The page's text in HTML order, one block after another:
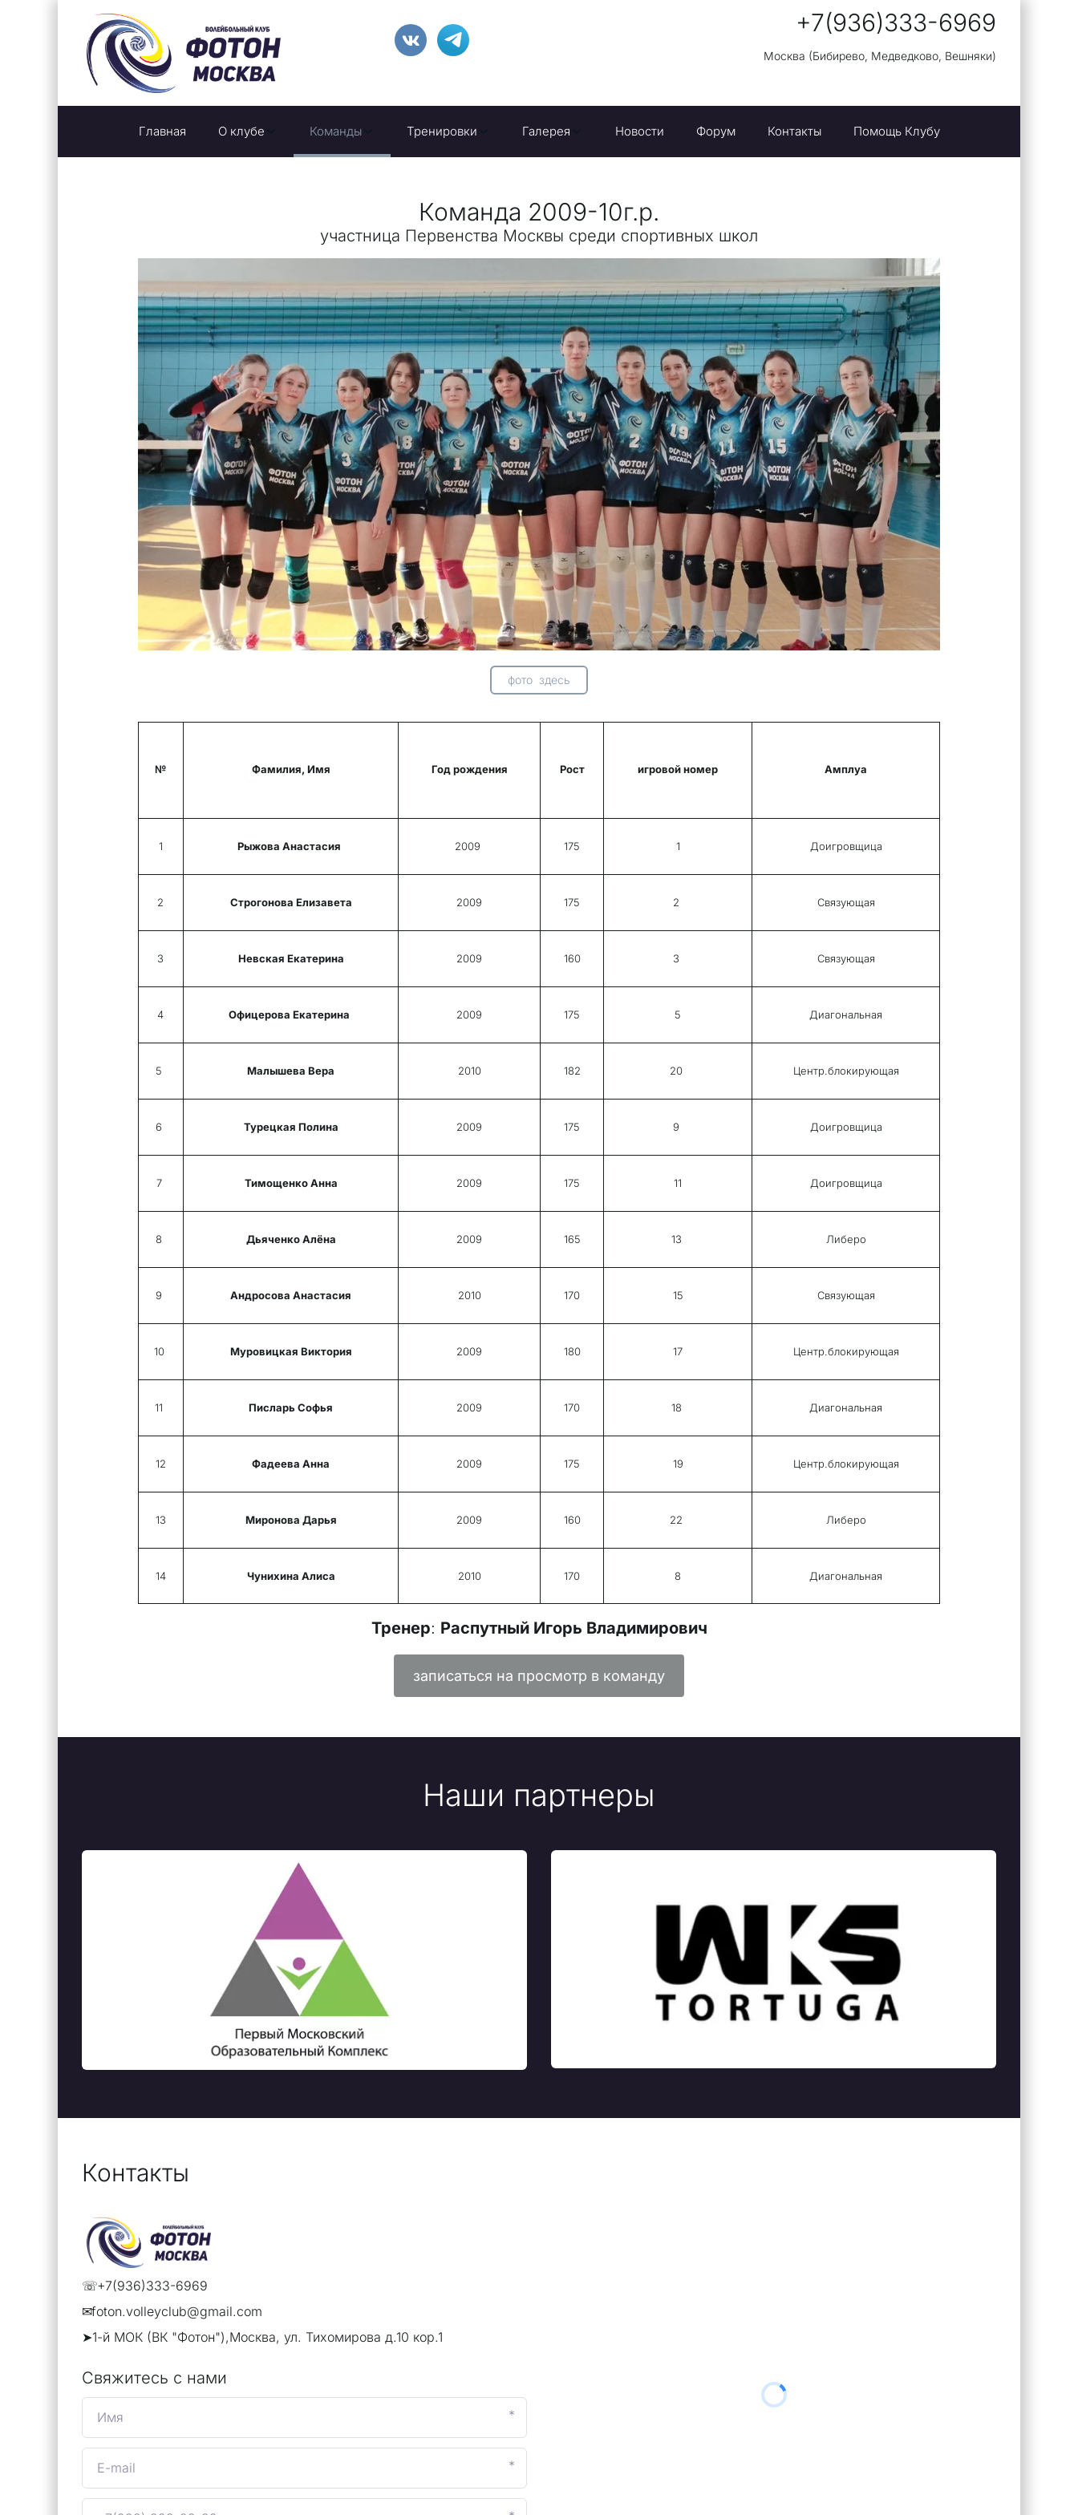
+7(936)333-6969
Москва (Бибирево, Медведково, Вешняки)
Главная О клубе Команды Тренировки Галерея Новости Форум Контакты Помощь Клубу
Команда 2009-10г.р.
участница Первенства Москвы среди спортивных школ
фото здесь
№ Фамилия, Имя Год рождения Рост игровой номер Амплуа
1 Рыжова Анастасия 2009 175 1 Доигровщица
2 Строгонова Елизавета 2009 175 2 Связующая
3 Невская Екатерина 2009 160 3 Связующая
4 Офицерова Екатерина 2009 175 5 Диагональная
5 Малышева Вера 2010 182 20 Центр.блокирующая
6 Турецкая Полина 2009 175 9 Доигровщица
7 Тимощенко Анна 2009 175 11 Доигровщица
8 Дьяченко Алёна 2009 165 13 Либеро
9 Андросова Анастасия 2010 170 15 Связующая
10 Муровицкая Виктория 2009 180 17 Центр.блокирующая
11 Писларь Софья 2009 170 18 Диагональная
12 Фадеева Анна 2009 175 19 Центр.блокирующая
13 Миронова Дарья 2009 160 22 Либеро
14 Чунихина Алиса 2010 170 8 Диагональная
Тренер: Распутный Игорь Владимирович
записаться на просмотр в команду
Наши партнеры
Контакты
☏+7(936)333-6969
✉foton.volleyclub@gmail.com
➤1-й МОК (ВК "Фотон"),Москва, ул. Тихомирова д.10 кор.1
Свяжитесь с нами
*
*